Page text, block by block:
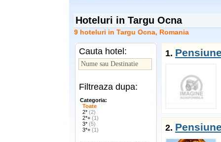
Hoteluri in Targu Ocna
9 hoteluri in Targu Ocna, Romania
Cauta hotel:
Filtreaza dupa:
Categoria:
Toate
2* (2)
2*+ (1)
3* (5)
3*+ (1)
1.
2.